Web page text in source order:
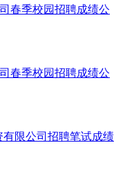
春季校园招聘成绩公
春季校园招聘成绩公
有限公司招聘笔试成绩